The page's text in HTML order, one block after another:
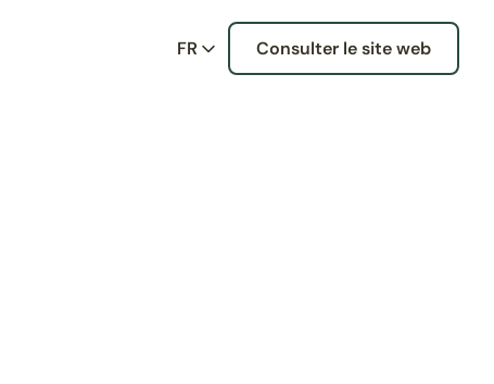
FR Consulter le site web